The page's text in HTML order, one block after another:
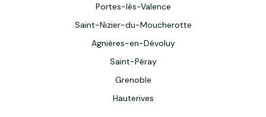
Portes-lès-Valence
Saint-Nizier-du-Moucherotte
Agnières-en-Dévoluy
Saint-Péray
Grenoble
Hauterives